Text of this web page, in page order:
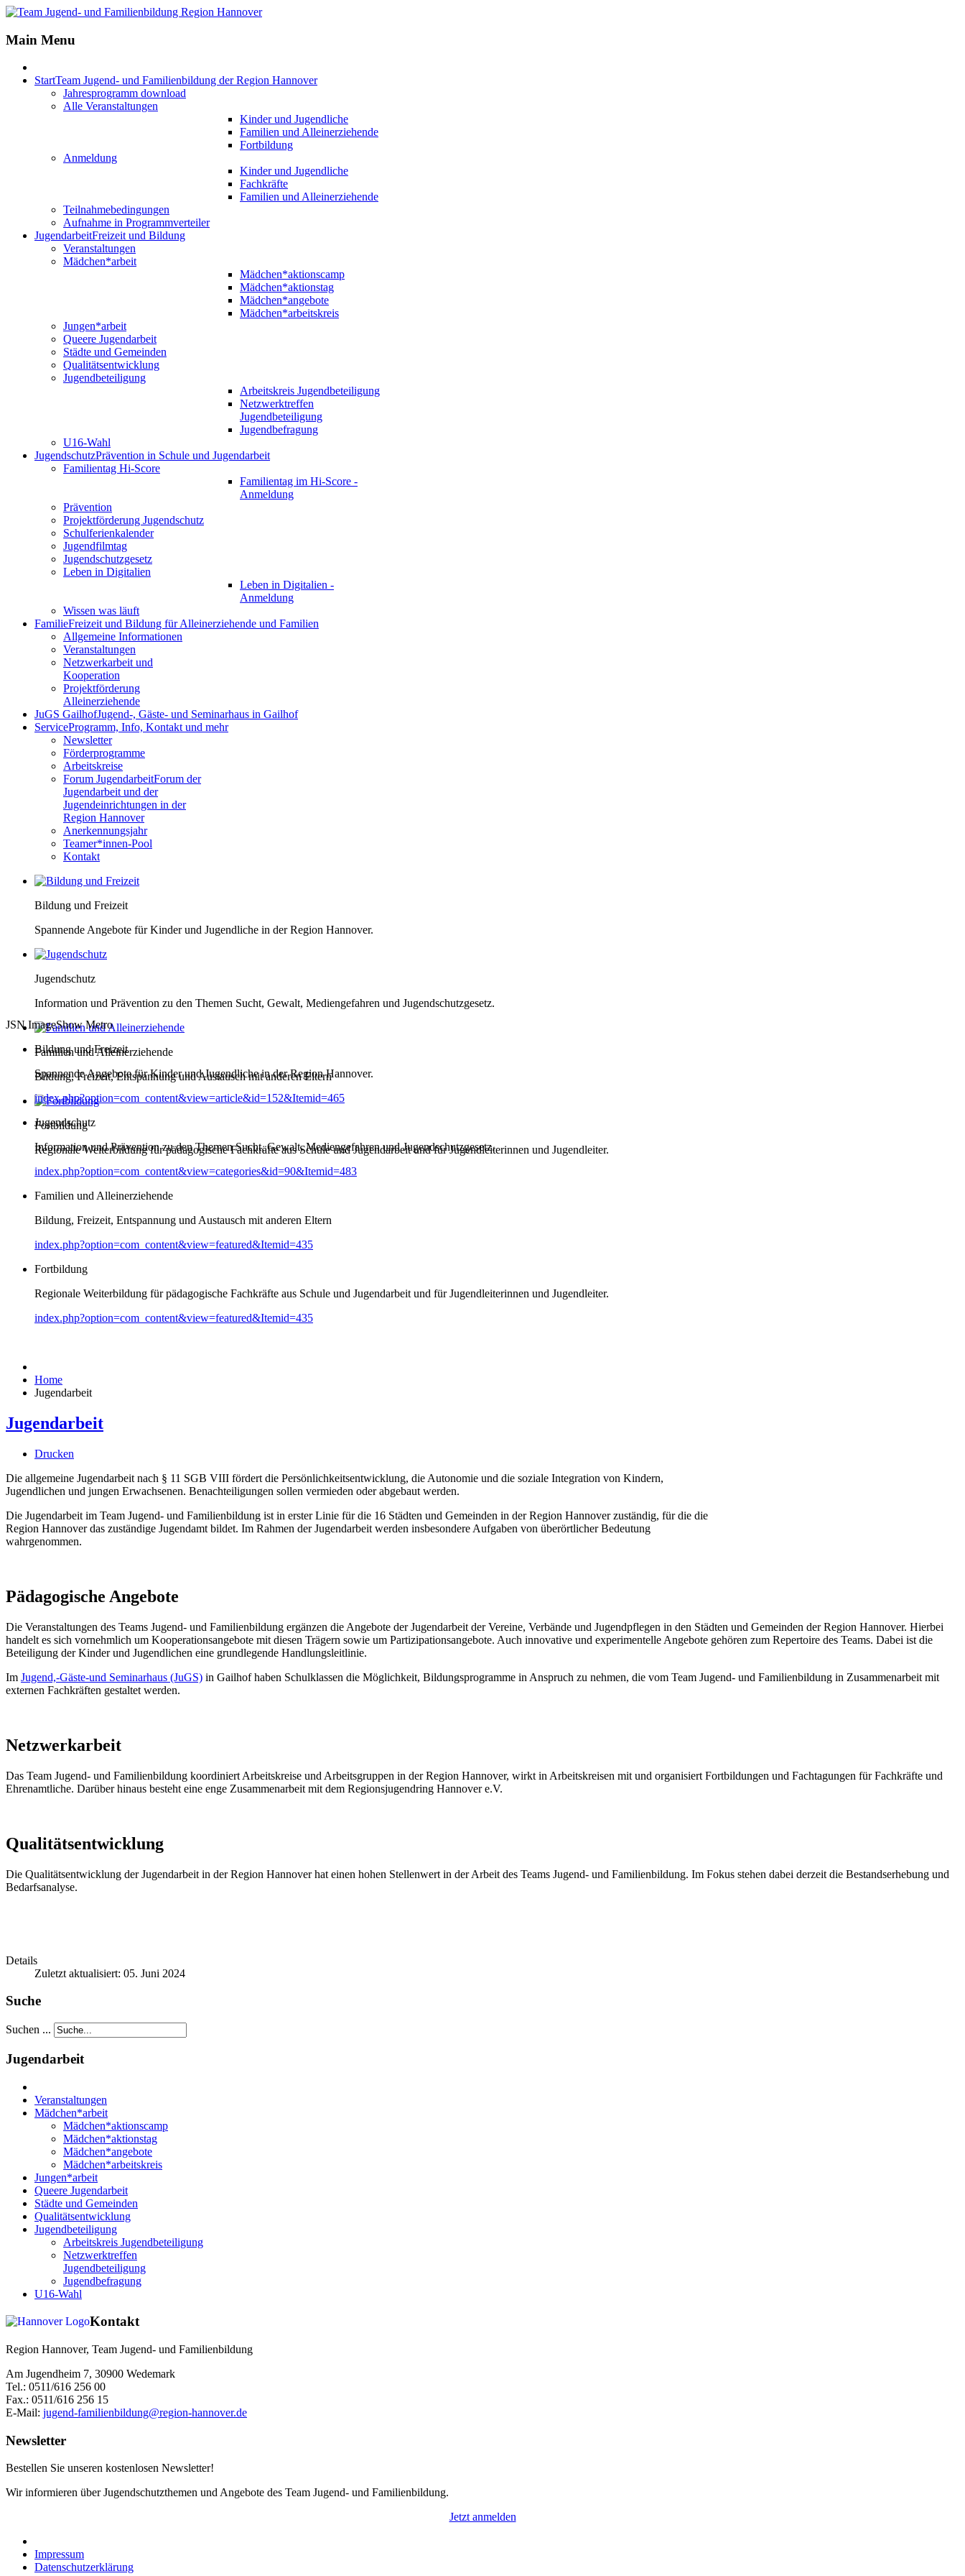
Main Menu
StartTeam Jugend- und Familienbildung der Region Hannover
Jahresprogramm download
Alle Veranstaltungen
Kinder und Jugendliche
Familien und Alleinerziehende
Fortbildung
Anmeldung
Kinder und Jugendliche
Fachkräfte
Familien und Alleinerziehende
Teilnahmebedingungen
Aufnahme in Programmverteiler
JugendarbeitFreizeit und Bildung
Veranstaltungen
Mädchen*arbeit
Mädchen*aktionscamp
Mädchen*aktionstag
Mädchen*angebote
Mädchen*arbeitskreis
Jungen*arbeit
Queere Jugendarbeit
Städte und Gemeinden
Qualitätsentwicklung
Jugendbeteiligung
Arbeitskreis Jugendbeteiligung
Netzwerktreffen
Jugendbeteiligung
Jugendbefragung
U16-Wahl
JugendschutzPrävention in Schule und Jugendarbeit
Familientag Hi-Score
Familientag im Hi-Score -
Anmeldung
Prävention
Projektförderung Jugendschutz
Schulferienkalender
Jugendfilmtag
Jugendschutzgesetz
Leben in Digitalien
Leben in Digitalien -
Anmeldung
Wissen was läuft
FamilieFreizeit und Bildung für Alleinerziehende und Familien
Allgemeine Informationen
Veranstaltungen
Netzwerkarbeit und
Kooperation
Projektförderung
Alleinerziehende
JuGS GailhofJugend-, Gäste- und Seminarhaus in Gailhof
ServiceProgramm, Info, Kontakt und mehr
Newsletter
Förderprogramme
Arbeitskreise
Forum JugendarbeitForum der
Jugendarbeit und der
Jugendeinrichtungen in der
Region Hannover
Anerkennungsjahr
Teamer*innen-Pool
Kontakt
Bildung und Freizeit
Spannende Angebote für Kinder und Jugendliche in der Region Hannover.
Jugendschutz
Information und Prävention zu den Themen Sucht, Gewalt, Mediengefahren und Jugendschutzgesetz.
Familien und Alleinerziehende
Bildung, Freizeit, Entspannung und Austausch mit anderen Eltern
Fortbildung
Regionale Weiterbildung für pädagogische Fachkräfte aus Schule und Jugendarbeit und für Jugendleiterinnen und Jugendleiter.
JSN ImageShow Metro
Bildung und Freizeit
Spannende Angebote für Kinder und Jugendliche in der Region Hannover.
index.php?option=com_content&view=article&id=152&Itemid=465
Jugendschutz
Information und Prävention zu den Themen Sucht, Gewalt, Mediengefahren und Jugendschutzgesetz.
index.php?option=com_content&view=categories&id=90&Itemid=483
Familien und Alleinerziehende
Bildung, Freizeit, Entspannung und Austausch mit anderen Eltern
index.php?option=com_content&view=featured&Itemid=435
Fortbildung
Regionale Weiterbildung für pädagogische Fachkräfte aus Schule und Jugendarbeit und für Jugendleiterinnen und Jugendleiter.
index.php?option=com_content&view=featured&Itemid=435
Home
Jugendarbeit
Jugendarbeit
Drucken
Die allgemeine Jugendarbeit nach § 11 SGB VIII fördert die Persönlichkeitsentwicklung, die Autonomie und die soziale Integration von Kindern,
Jugendlichen und jungen Erwachsenen. Benachteiligungen sollen vermieden oder abgebaut werden.
Die Jugendarbeit im Team Jugend- und Familienbildung ist in erster Linie für die 16 Städten und Gemeinden in der Region Hannover zuständig, für die die
Region Hannover das zuständige Jugendamt bildet. Im Rahmen der Jugendarbeit werden insbesondere Aufgaben von überörtlicher Bedeutung
wahrgenommen.
Pädagogische Angebote
Die Veranstaltungen des Teams Jugend- und Familienbildung ergänzen die Angebote der Jugendarbeit der Vereine, Verbände und Jugendpflegen in den Städten und Gemeinden der Region Hannover. Hierbei
handelt es sich vornehmlich um Kooperationsangebote mit diesen Trägern sowie um Partizipationsangebote. Auch innovative und experimentelle Angebote gehören zum Repertoire des Teams. Dabei ist die
Beteiligung der Kinder und Jugendlichen eine grundlegende Handlungsleitlinie.
Im Jugend,-Gäste-und Seminarhaus (JuGS) in Gailhof haben Schulklassen die Möglichkeit, Bildungsprogramme in Anspruch zu nehmen, die vom Team Jugend- und Familienbildung in Zusammenarbeit mit
externen Fachkräften gestaltet werden.
Netzwerkarbeit
Das Team Jugend- und Familienbildung koordiniert Arbeitskreise und Arbeitsgruppen in der Region Hannover, wirkt in Arbeitskreisen mit und organisiert Fortbildungen und Fachtagungen für Fachkräfte und
Ehrenamtliche. Darüber hinaus besteht eine enge Zusammenarbeit mit dem Regionsjugendring Hannover e.V.
Qualitätsentwicklung
Die Qualitätsentwicklung der Jugendarbeit in der Region Hannover hat einen hohen Stellenwert in der Arbeit des Teams Jugend- und Familienbildung. Im Fokus stehen dabei derzeit die Bestandserhebung und
Bedarfsanalyse.
Details
Zuletzt aktualisiert: 05. Juni 2024
Suche
Suchen ...
Jugendarbeit
Veranstaltungen
Mädchen*arbeit
Mädchen*aktionscamp
Mädchen*aktionstag
Mädchen*angebote
Mädchen*arbeitskreis
Jungen*arbeit
Queere Jugendarbeit
Städte und Gemeinden
Qualitätsentwicklung
Jugendbeteiligung
Arbeitskreis Jugendbeteiligung
Netzwerktreffen
Jugendbeteiligung
Jugendbefragung
U16-Wahl
Kontakt
Region Hannover, Team Jugend- und Familienbildung
Am Jugendheim 7, 30900 Wedemark
Tel.: 0511/616 256 00
Fax.: 0511/616 256 15
E-Mail: jugend-familienbildung@region-hannover.de
Newsletter
Bestellen Sie unseren kostenlosen Newsletter!
Wir informieren über Jugendschutzthemen und Angebote des Team Jugend- und Familienbildung.
Jetzt anmelden
Impressum
Datenschutzerklärung